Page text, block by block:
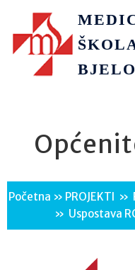
Početna » PROJEKTI »
» Uspostava